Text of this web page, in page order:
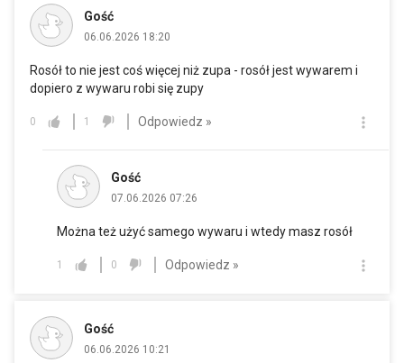
Gość
06.06.2026 18:20
Rosół to nie jest coś więcej niż zupa - rosół jest wywarem i
dopiero z wywaru robi się zupy
0 1 Odpowiedz »
Gość
07.06.2026 07:26
Można też użyć samego wywaru i wtedy masz rosół
1 0 Odpowiedz »
Gość
06.06.2026 10:21